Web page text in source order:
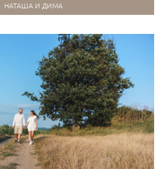
НАТАША И ДИМА